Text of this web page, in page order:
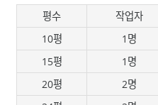
평수 작업자
10평
1명
15평
1명
20평
2명